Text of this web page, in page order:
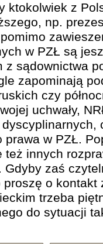
ktokolwiek z
np.
w PZŁ są
z sądownictwa
zapominają
czy
uchwały,
prawa w PZŁ.
też innych
Gdyby zaś
proszę o
trzeba
do sytuacji